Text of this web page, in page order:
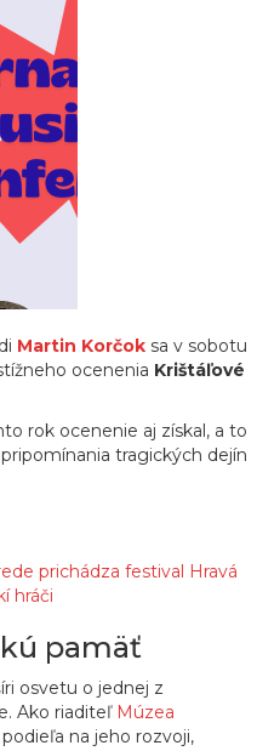
Martin Korčok sa v sobotu
ocenenia Krištáľové
rok ocenenie aj získal, a to
tragických dejín
prichádza festival Hravá
hráči
pamäť
osvetu o jednej z
Ako riaditeľ Múzea
na jeho rozvoji,